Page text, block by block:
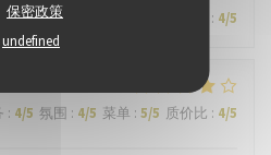
保密政策
undefined
:5/5 氛围 : 4/5
: 4/5 氛围 : 4/5 菜单 : 5/5 质价比 : 4/5